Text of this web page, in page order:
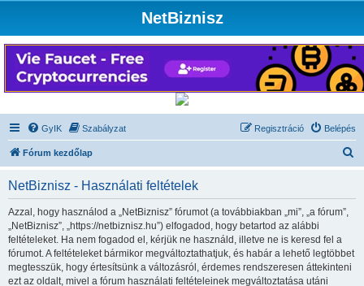
NetBiznisz
GyIK Szabályzat Belépés
Regisztráció
Fórum kezdőlap
NetBiznisz - Használati feltételek
Azzal, hogy használod a „NetBiznisz” fórumot (a továbbiakban „mi”, „a fórum”,
„NetBiznisz”, „https://netbiznisz.hu”) elfogadod, hogy betartod az alábbi
feltételeket. Ha nem fogadod el, kérjük ne használd, illetve ne is keresd fel a
fórumot. A feltételeket bármikor megváltoztathatjuk, és habár a lehető legtöbbet
megtesszük, hogy értesítsünk a változásról, érdemes rendszeresen áttekinteni
ezt az oldalt, mivel a fórum használati feltételeinek megváltoztatása utáni